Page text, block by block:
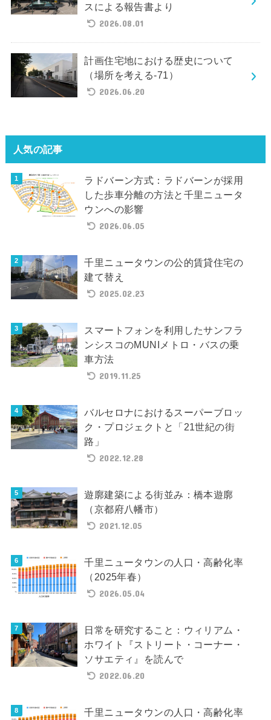
スによる報告書より
2026.08.01
計画住宅地における歴史について
（場所を考える-71）
2026.06.20
人気の記事
ラドバーン方式：ラドバーンが採用
した歩車分離の方法と千里ニュータ
ウンへの影響
2026.06.05
千里ニュータウンの公的賃貸住宅の
建て替え
2025.02.23
スマートフォンを利用したサンフラ
ンシスコのMUNIメトロ・バスの乗
車方法
2019.11.25
バルセロナにおけるスーパーブロッ
ク・プロジェクトと「21世紀の街
路」
2022.12.28
遊廓建築による街並み：橋本遊廓
（京都府八幡市）
2021.12.05
千里ニュータウンの人口・高齢化率
（2025年春）
2026.05.04
日常を研究すること：ウィリアム・
ホワイト『ストリート・コーナー・
ソサエティ』を読んで
2022.06.20
千里ニュータウンの人口・高齢化率